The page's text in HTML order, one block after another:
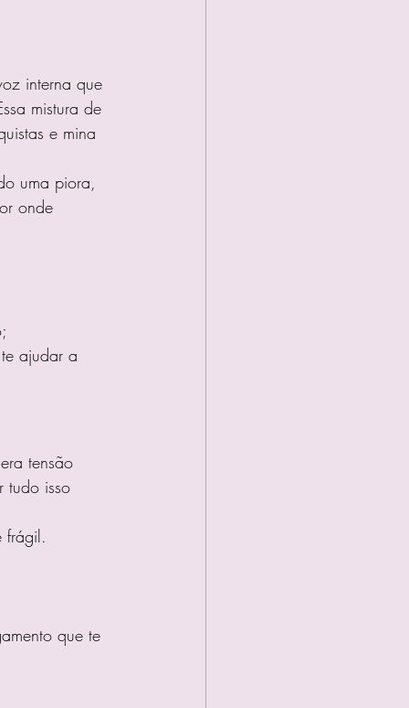
interna que
mistura de
e mina
uma piora,
onde
ajudar a
tensão
tudo isso
frágil.
que te